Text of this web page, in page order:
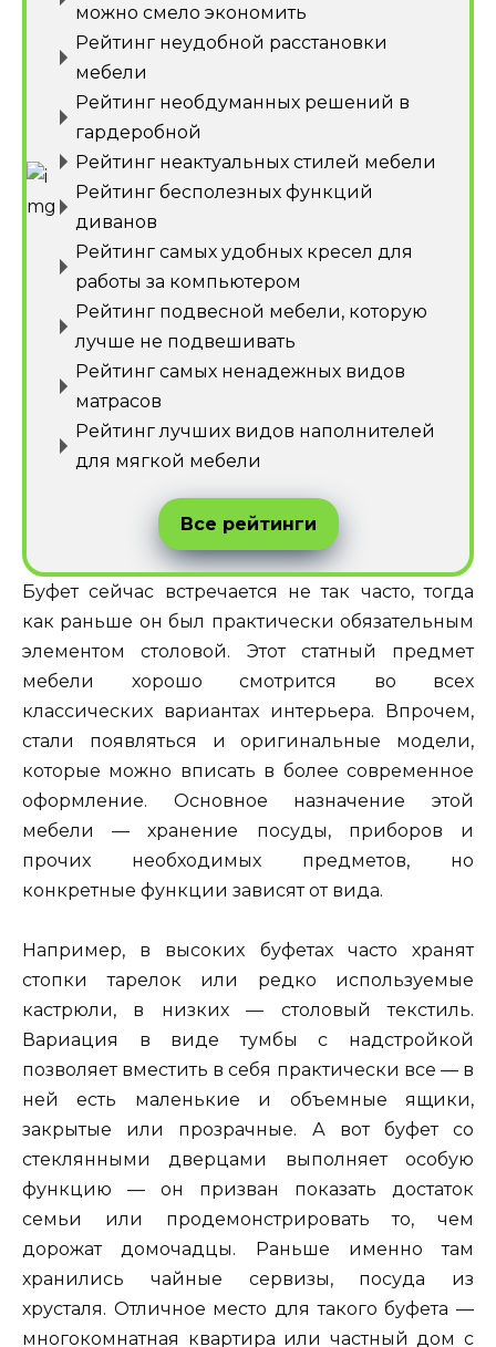
можно смело экономить
Рейтинг неудобной расстановки
мебели
Рейтинг необдуманных решений в
гардеробной
Рейтинг неактуальных стилей мебели
Рейтинг бесполезных функций
диванов
Рейтинг самых удобных кресел для
работы за компьютером
Рейтинг подвесной мебели, которую
лучше не подвешивать
Рейтинг самых ненадежных видов
матрасов
Рейтинг лучших видов наполнителей
для мягкой мебели
Все рейтинги
Буфет сейчас встречается не так часто, тогда
как раньше он был практически обязательным
элементом столовой. Этот статный предмет
мебели хорошо смотрится во всех
классических вариантах интерьера. Впрочем,
стали появляться и оригинальные модели,
которые можно вписать в более современное
оформление. Основное назначение этой
мебели — хранение посуды, приборов и
прочих необходимых предметов, но
конкретные функции зависят от вида.
Например, в высоких буфетах часто хранят
стопки тарелок или редко используемые
кастрюли, в низких — столовый текстиль.
Вариация в виде тумбы с надстройкой
позволяет вместить в себя практически все — в
ней есть маленькие и объемные ящики,
закрытые или прозрачные. А вот буфет со
стеклянными дверцами выполняет особую
функцию — он призван показать достаток
семьи или продемонстрировать то, чем
дорожат домочадцы. Раньше именно там
хранились чайные сервизы, посуда из
хрусталя. Отличное место для такого буфета —
многокомнатная квартира или частный дом с